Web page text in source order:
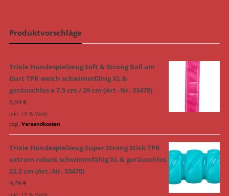
Produktvorschläge
Trixie Hundespielzeug Soft & Strong Ball am
Gurt TPR weich schwimmfähig XL &
geräuschlos ø 7,5 cm / 29 cm (Art.-Nr. 33478)
8,54€
inkl. 19 % MwSt.
zzgl. Versandkosten
Trixie Hundespielzeug Super Strong Stick TPR
extrem robust schwimmfähig XL & geräuschlos
22,2 cm (Art.-Nr. 33470)
9,49€
inkl. 19 % MwSt.